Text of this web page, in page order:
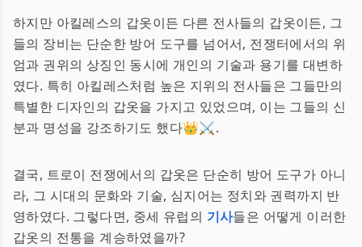
하지만 아킬레스의 갑옷이든 다른 전사들의 갑옷이든, 그
들의 장비는 단순한 방어 도구를 넘어서, 전쟁터에서의 위
엄과 권위의 상징인 동시에 개인의 기술과 용기를 대변하
였다. 특히 아킬레스처럼 높은 지위의 전사들은 그들만의
특별한 디자인의 갑옷을 가지고 있었으며, 이는 그들의 신
분과 명성을 강조하기도 했다👑⚔️.
결국, 트로이 전쟁에서의 갑옷은 단순히 방어 도구가 아니
라, 그 시대의 문화와 기술, 심지어는 정치와 권력까지 반
영하였다. 그렇다면, 중세 유럽의 기사들은 어떻게 이러한
갑옷의 전통을 계승하였을까?